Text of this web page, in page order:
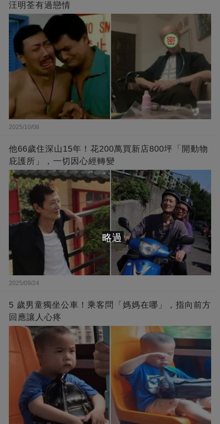
汪明荃有過戀情
2025/10/08
他66歲住深山15年！花200萬買新店800坪「開動物
庇護所」，一切因心經轉變
2025/09/24
5 歲男童獨坐公車！乘客問「媽媽在哪」，指向前方
回應讓人心疼
略過